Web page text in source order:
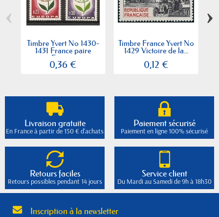
Timbre Yvert No 1430-
1431 France paire
Europa
0,36 €
Timbre France Yvert No
1429 Victoire de la...
0,12 €
‹ ›
Livraison gratuite
En France à partir de 150 € d'achats
Paiement sécurisé
Paiement en ligne 100% sécurisé
Retours faciles
Retours possibles pendant 14 jours
Service client
Du Mardi au Samedi de 9h à 18h30
Inscription à la newsletter